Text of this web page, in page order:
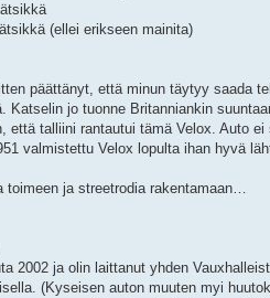
(ellei erikseen mainita)
päättänyt, että minun täytyy saada
Katselin jo tuonne Britanniankin
että talliini rantautui tämä Velox. Auto
valmistettu Velox lopulta ihan hyvä
toimeen ja streetrodia rakentamaan…
2002 ja olin laittanut yhden
(Kyseisen auton muuten myi